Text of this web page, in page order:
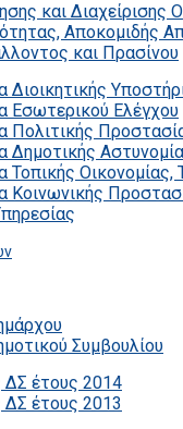
και Διαχείρισης
Αποκομιδής
και Πρασίνου
Διοικητικής
Εσωτερικού Ελέγχου
Πολιτικής
Δημοτικής
Τοπικής
Κοινωνικής
Συμβουλίου
έτους 2014
έτους 2013